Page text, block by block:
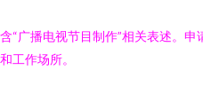
广播电视节目制作”相关表述。
工作场所。